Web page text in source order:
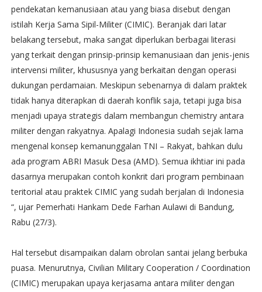
pendekatan kemanusiaan atau yang biasa disebut dengan
istilah Kerja Sama Sipil-Militer (CIMIC). Beranjak dari latar
belakang tersebut, maka sangat diperlukan berbagai literasi
yang terkait dengan prinsip-prinsip kemanusiaan dan jenis-jenis
intervensi militer, khususnya yang berkaitan dengan operasi
dukungan perdamaian. Meskipun sebenarnya di dalam praktek
tidak hanya diterapkan di daerah konflik saja, tetapi juga bisa
menjadi upaya strategis dalam membangun chemistry antara
militer dengan rakyatnya. Apalagi Indonesia sudah sejak lama
mengenal konsep kemanunggalan TNI – Rakyat, bahkan dulu
ada program ABRI Masuk Desa (AMD). Semua ikhtiar ini pada
dasarnya merupakan contoh konkrit dari program pembinaan
teritorial atau praktek CIMIC yang sudah berjalan di Indonesia
“, ujar Pemerhati Hankam Dede Farhan Aulawi di Bandung,
Rabu (27/3).
Hal tersebut disampaikan dalam obrolan santai jelang berbuka
puasa. Menurutnya, Civilian Military Cooperation / Coordination
(CIMIC) merupakan upaya kerjasama antara militer dengan